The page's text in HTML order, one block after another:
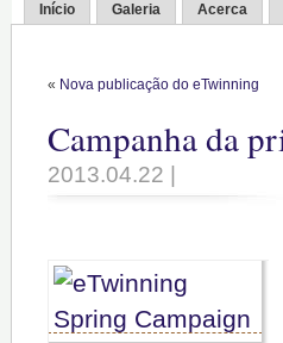
Início Galeria Acerca
« Nova publicação do eTwinning
Campanha da
2013.04.22 |